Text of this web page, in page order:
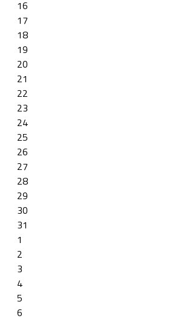
16
17
18
19
20
21
22
23
24
25
26
27
28
29
30
31
1
2
3
4
5
6